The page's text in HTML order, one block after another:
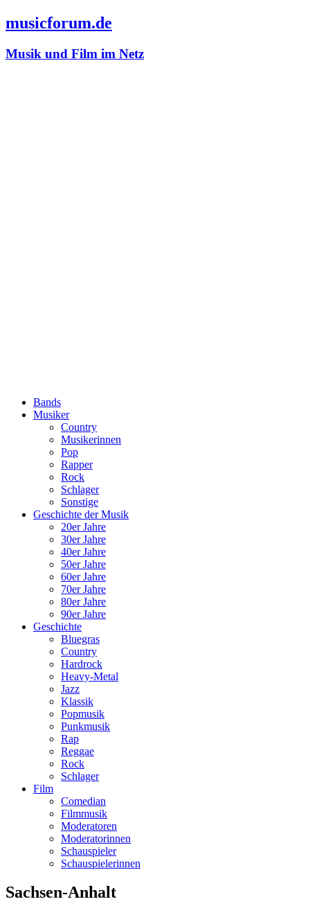
musicforum.de
Musik und Film im Netz
Bands
Musiker
Country
Musikerinnen
Pop
Rapper
Rock
Schlager
Sonstige
Geschichte der Musik
20er Jahre
30er Jahre
40er Jahre
50er Jahre
60er Jahre
70er Jahre
80er Jahre
90er Jahre
Geschichte
Bluegras
Country
Hardrock
Heavy-Metal
Jazz
Klassik
Popmusik
Punkmusik
Rap
Reggae
Rock
Schlager
Film
Comedian
Filmmusik
Moderatoren
Moderatorinnen
Schauspieler
Schauspielerinnen
Sachsen-Anhalt